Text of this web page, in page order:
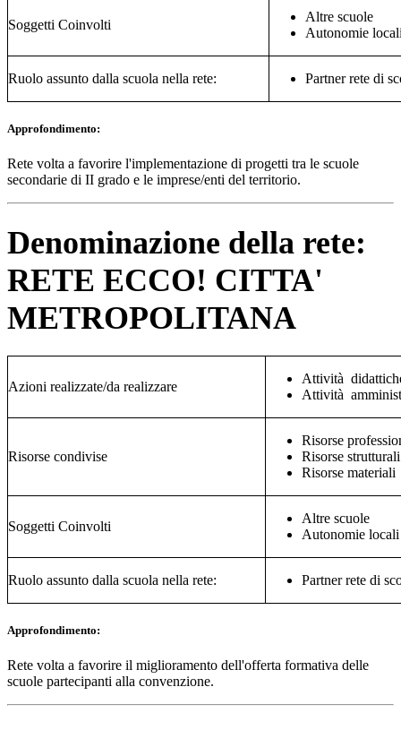
Soggetti Coinvolti
Altre scuole
Autonomie
Ruolo assunto dalla scuola nella rete: Partner rete di
Approfondimento:
Rete volta a favorire l'implementazione di progetti tra le scuole
secondarie di II grado e le imprese/enti del territorio.
Denominazione della rete:
RETE ECCO! CITTA'
METROPOLITANA
Azioni realizzate/da realizzare
Attività
Attività
Risorse condivise
Risorse
Risorse strutturali
Risorse materiali
Soggetti Coinvolti
Altre scuole
Autonomie
Ruolo assunto dalla scuola nella rete: Partner rete di
Approfondimento:
Rete volta a favorire il miglioramento dell'offerta formativa delle
scuole partecipanti alla convenzione.